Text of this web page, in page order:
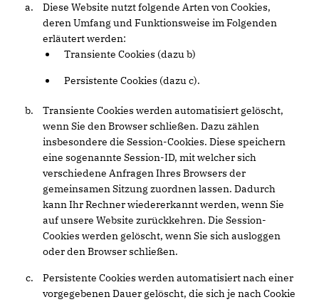
Diese Website nutzt folgende Arten von Cookies,
deren Umfang und Funktionsweise im Folgenden
erläutert werden:
Transiente Cookies (dazu b)
Persistente Cookies (dazu c).
Transiente Cookies werden automatisiert gelöscht,
wenn Sie den Browser schließen. Dazu zählen
insbesondere die Session-Cookies. Diese speichern
eine sogenannte Session-ID, mit welcher sich
verschiedene Anfragen Ihres Browsers der
gemeinsamen Sitzung zuordnen lassen. Dadurch
kann Ihr Rechner wiedererkannt werden, wenn Sie
auf unsere Website zurückkehren. Die Session-
Cookies werden gelöscht, wenn Sie sich ausloggen
oder den Browser schließen.
Persistente Cookies werden automatisiert nach einer
vorgegebenen Dauer gelöscht, die sich je nach Cookie